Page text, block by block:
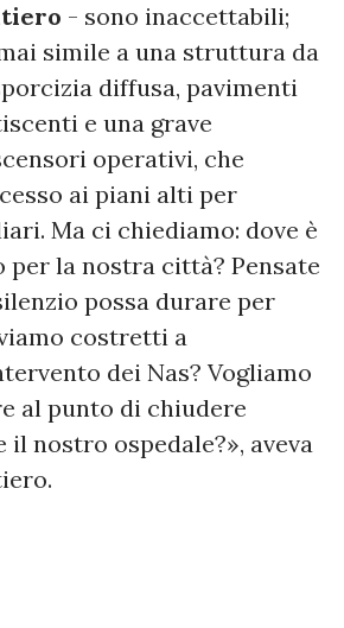
- sono inaccettabili;
simile a una struttura da
diffusa, pavimenti
e una grave
operativi, che
ai piani alti per
Ma ci chiediamo: dove è
la nostra città? Pensate
possa durare per
costretti a
dei Nas? Vogliamo
al punto di chiudere
il nostro ospedale?», aveva